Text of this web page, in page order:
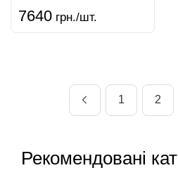
7640 грн./шт.
1 2
Рекомендовані